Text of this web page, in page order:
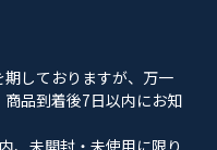
しておりますが、万一
品到着後7日以内にお知
、未開封・未使用に限り